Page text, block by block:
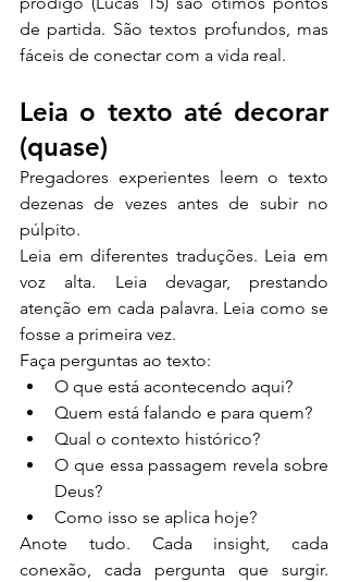
de partida. São textos profundos, mas
fáceis de conectar com a vida real.
Leia o texto até decorar
(quase)
Pregadores experientes leem o texto
dezenas de vezes antes de subir no
púlpito.
Leia em diferentes traduções. Leia em
voz alta. Leia devagar, prestando
atenção em cada palavra. Leia como se
fosse a primeira vez.
Faça perguntas ao texto:
O que está acontecendo aqui?
Quem está falando e para quem?
Qual o contexto histórico?
O que essa passagem revela sobre
Deus?
Como isso se aplica hoje?
Anote tudo. Cada insight, cada
conexão, cada pergunta que surgir.